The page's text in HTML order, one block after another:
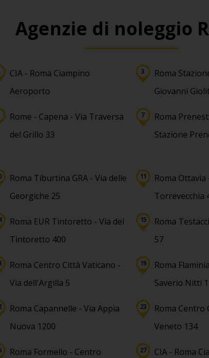
Agenzie di noleggio
CIA - Roma Ciampino
Aeroporto
Roma
Giovanni
Rome - Capena - Via Traversa
del Grillo 33
Roma
Stazione
Roma Tiburtina GRA - Via delle
Georgiche 25
Roma Ottavia
Torrevecchia
Roma EUR Tintoretto - Via del
Tintoretto 400
Roma
57
Roma Centro Città Vaticano -
Via dell'Argilla 5
Roma
Saverio Nitti 1
Roma Capannelle - Via Appia
Nuova 1200
Roma Centro
Veneto 134
Roma Formello - Centro
CIA - Roma